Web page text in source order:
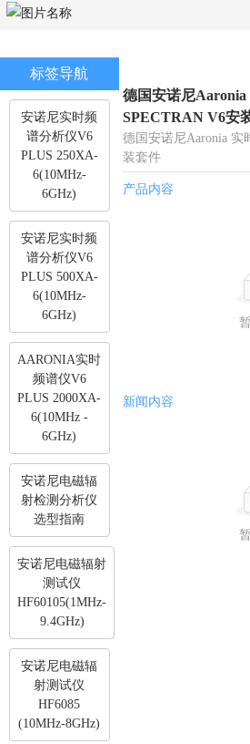
标签导航
安诺尼实时频
谱分析仪V6
PLUS 250XA-
6(10MHz-
6GHz)
安诺尼实时频
谱分析仪V6
PLUS 500XA-
6(10MHz-
6GHz)
AARONIA实时
频谱仪V6
PLUS 2000XA-
6(10MHz -
6GHz)
安诺尼电磁辐
射检测分析仪
选型指南
安诺尼电磁辐射
测试仪
HF60105(1MHz-
9.4GHz)
安诺尼电磁辐
射测试仪
HF6085
(10MHz-8GHz)
德国安诺尼Aaronia
SPECTRAN V6安
德国安诺尼Aaronia 实
装套件
产品内容
新闻内容